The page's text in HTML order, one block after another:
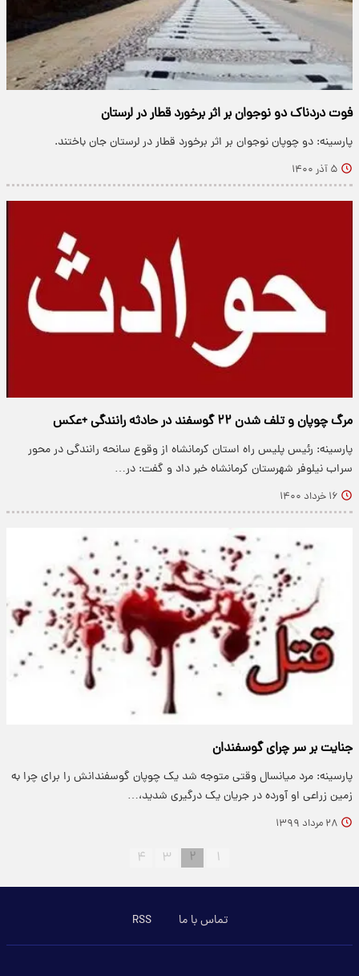
فوت دردناک دو نوجوان بر اثر برخورد قطار در لرستان
پارسینه: دو چوپان نوجوان بر اثر برخورد قطار در لرستان جان باختند.
۵ آذر ۱۴۰۰
مرگ چوپان و تلف شدن ۲۲ گوسفند در حادثه رانندگی +عکس
پارسینه: رئیس پلیس راه استان کرمانشاه از وقوع سانحه رانندگی در محور
سراب نیلوفر شهرستان کرمانشاه خبر داد و گفت: در…
۱۶ خرداد ۱۴۰۰
جنایت بر سر چرای گوسفندان
پارسینه: مرد میانسال وقتی متوجه شد یک چوپان گوسفندانش را برای چرا به
زمین زراعی او آورده در جریان یک درگیری شدید،…
۲۸ مرداد ۱۳۹۹
۱ ۲ ۳ ۴
تماس با ما RSS